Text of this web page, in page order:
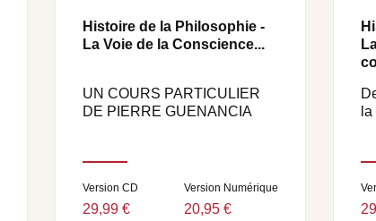
Histoire de la Philosophie -
La Voie de la Conscience...
UN COURS PARTICULIER
DE PIERRE GUENANCIA
Version CD
29,99 €
Version Numérique
20,95 €